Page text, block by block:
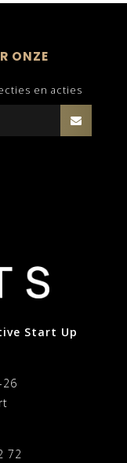
ONZE
en acties
Start Up
72